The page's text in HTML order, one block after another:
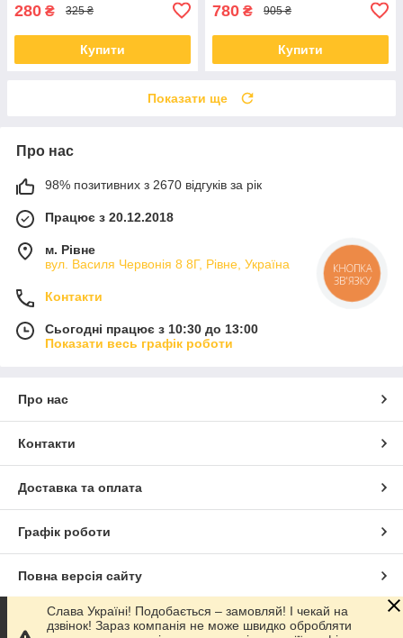
280 ₴ 325 ₴
Купити
780 ₴ 905 ₴
Купити
Показати ще
Про нас
98% позитивних з 2670 відгуків за рік
Працює з 20.12.2018
м. Рівне
вул. Василя Червонія 8 8Г, Рівне, Україна
Контакти
Сьогодні працює з 10:30 до 13:00
Показати весь графік роботи
Про нас
Контакти
Доставка та оплата
Графік роботи
Повна версія сайту
Сайт створено на маркетплейсі Prom.ua
Слава Україні! Подобається – замовляй! І чекай на
дзвінок! Зараз компанія не може швидко обробляти
КНОПКА
ЗВ'ЯЗКУ